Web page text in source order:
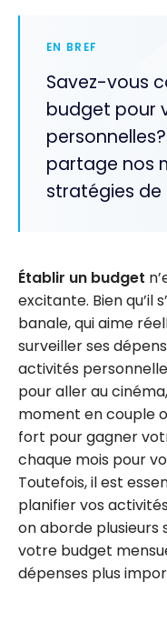
EN BREF
Savez-vous
budget pour
partage nos
stratégies
Établir un budget
excitante. Bien qu’il
banale, qui aime
surveiller ses
activités
pour aller au
moment en couple
fort pour gagner
chaque mois pour
Toutefois, il est
planifier vos
on aborde
votre budget
dépenses plus